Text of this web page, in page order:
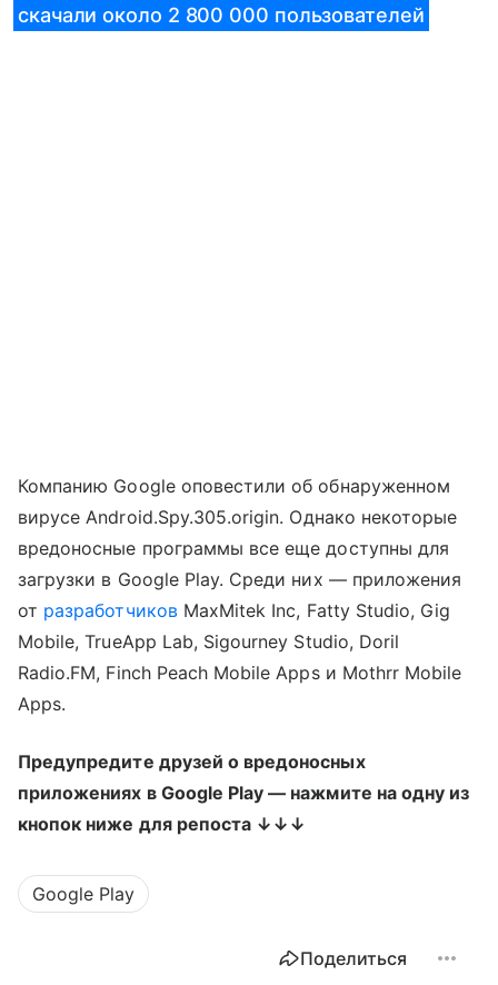
скачали около 2 800 000 пользователей
Компанию Google оповестили об обнаруженном
вирусе Android.Spy.305.origin. Однако некоторые
вредоносные программы все еще доступны для
загрузки в Google Play. Среди них — приложения
от разработчиковMaxMitek Inc, Fatty Studio, Gig
Mobile, TrueApp Lab, Sigourney Studio, Doril
Radio.FM, Finch Peach Mobile Apps и Mothrr Mobile
Apps.
Предупредите друзей о вредоносных
приложениях в Google Play — нажмите на одну из
кнопок ниже для репоста ↓↓↓
Google Play
Поделиться